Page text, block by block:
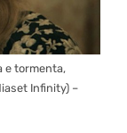
e tormenta,
Infinity) –